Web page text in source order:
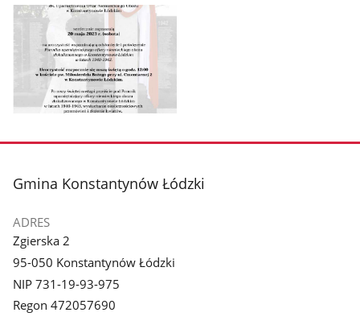
zdjęcie
galerii.
stopka
Gmina Konstantynów Łódzki
ADRES
Zgierska 2
95-050 Konstantynów Łódzki
NIP 731-19-93-975
Regon 472057690